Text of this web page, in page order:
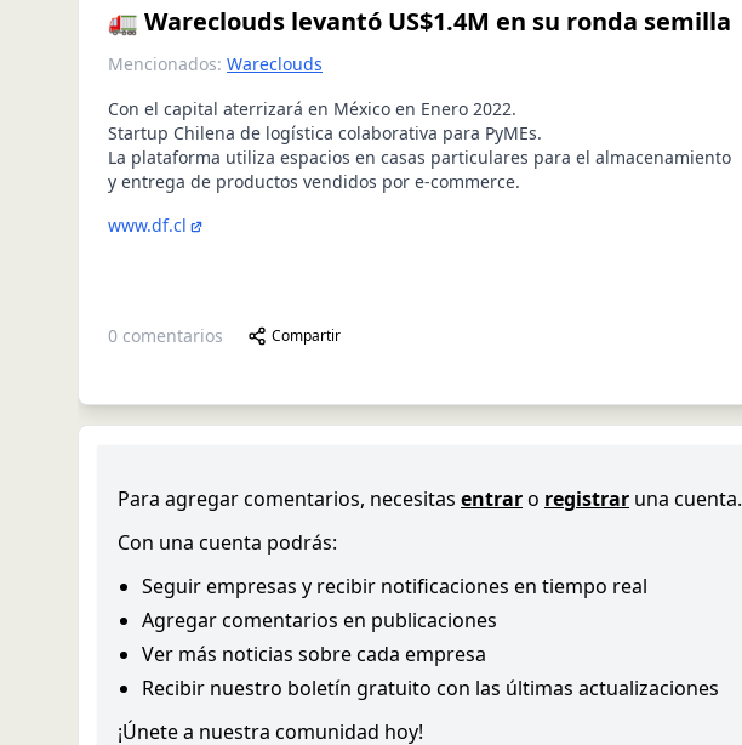
🚛 Wareclouds levantó US$1.4M en su ronda semilla
Mencionados: Wareclouds
Con el capital aterrizará en México en Enero 2022.
Startup Chilena de logística colaborativa para PyMEs.
La plataforma utiliza espacios en casas particulares para el almacenamiento
y entrega de productos vendidos por e-commerce.
www.df.cl
0 comentarios Compartir
Para agregar comentarios, necesitas entraro registrar una cuenta.
Con una cuenta podrás:
Seguir empresas y recibir notificaciones en tiempo real
Agregar comentarios en publicaciones
Ver más noticias sobre cada empresa
Recibir nuestro boletín gratuito con las últimas actualizaciones
¡Únete a nuestra comunidad hoy!